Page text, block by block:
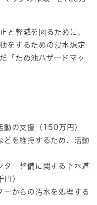
と軽減を図るために、
をするための浸水想定
「ため池ハザードマッ
動の支援（150万円）
を維持するため、活動
ター整備に関する下水道
円）
からの汚水を処理する